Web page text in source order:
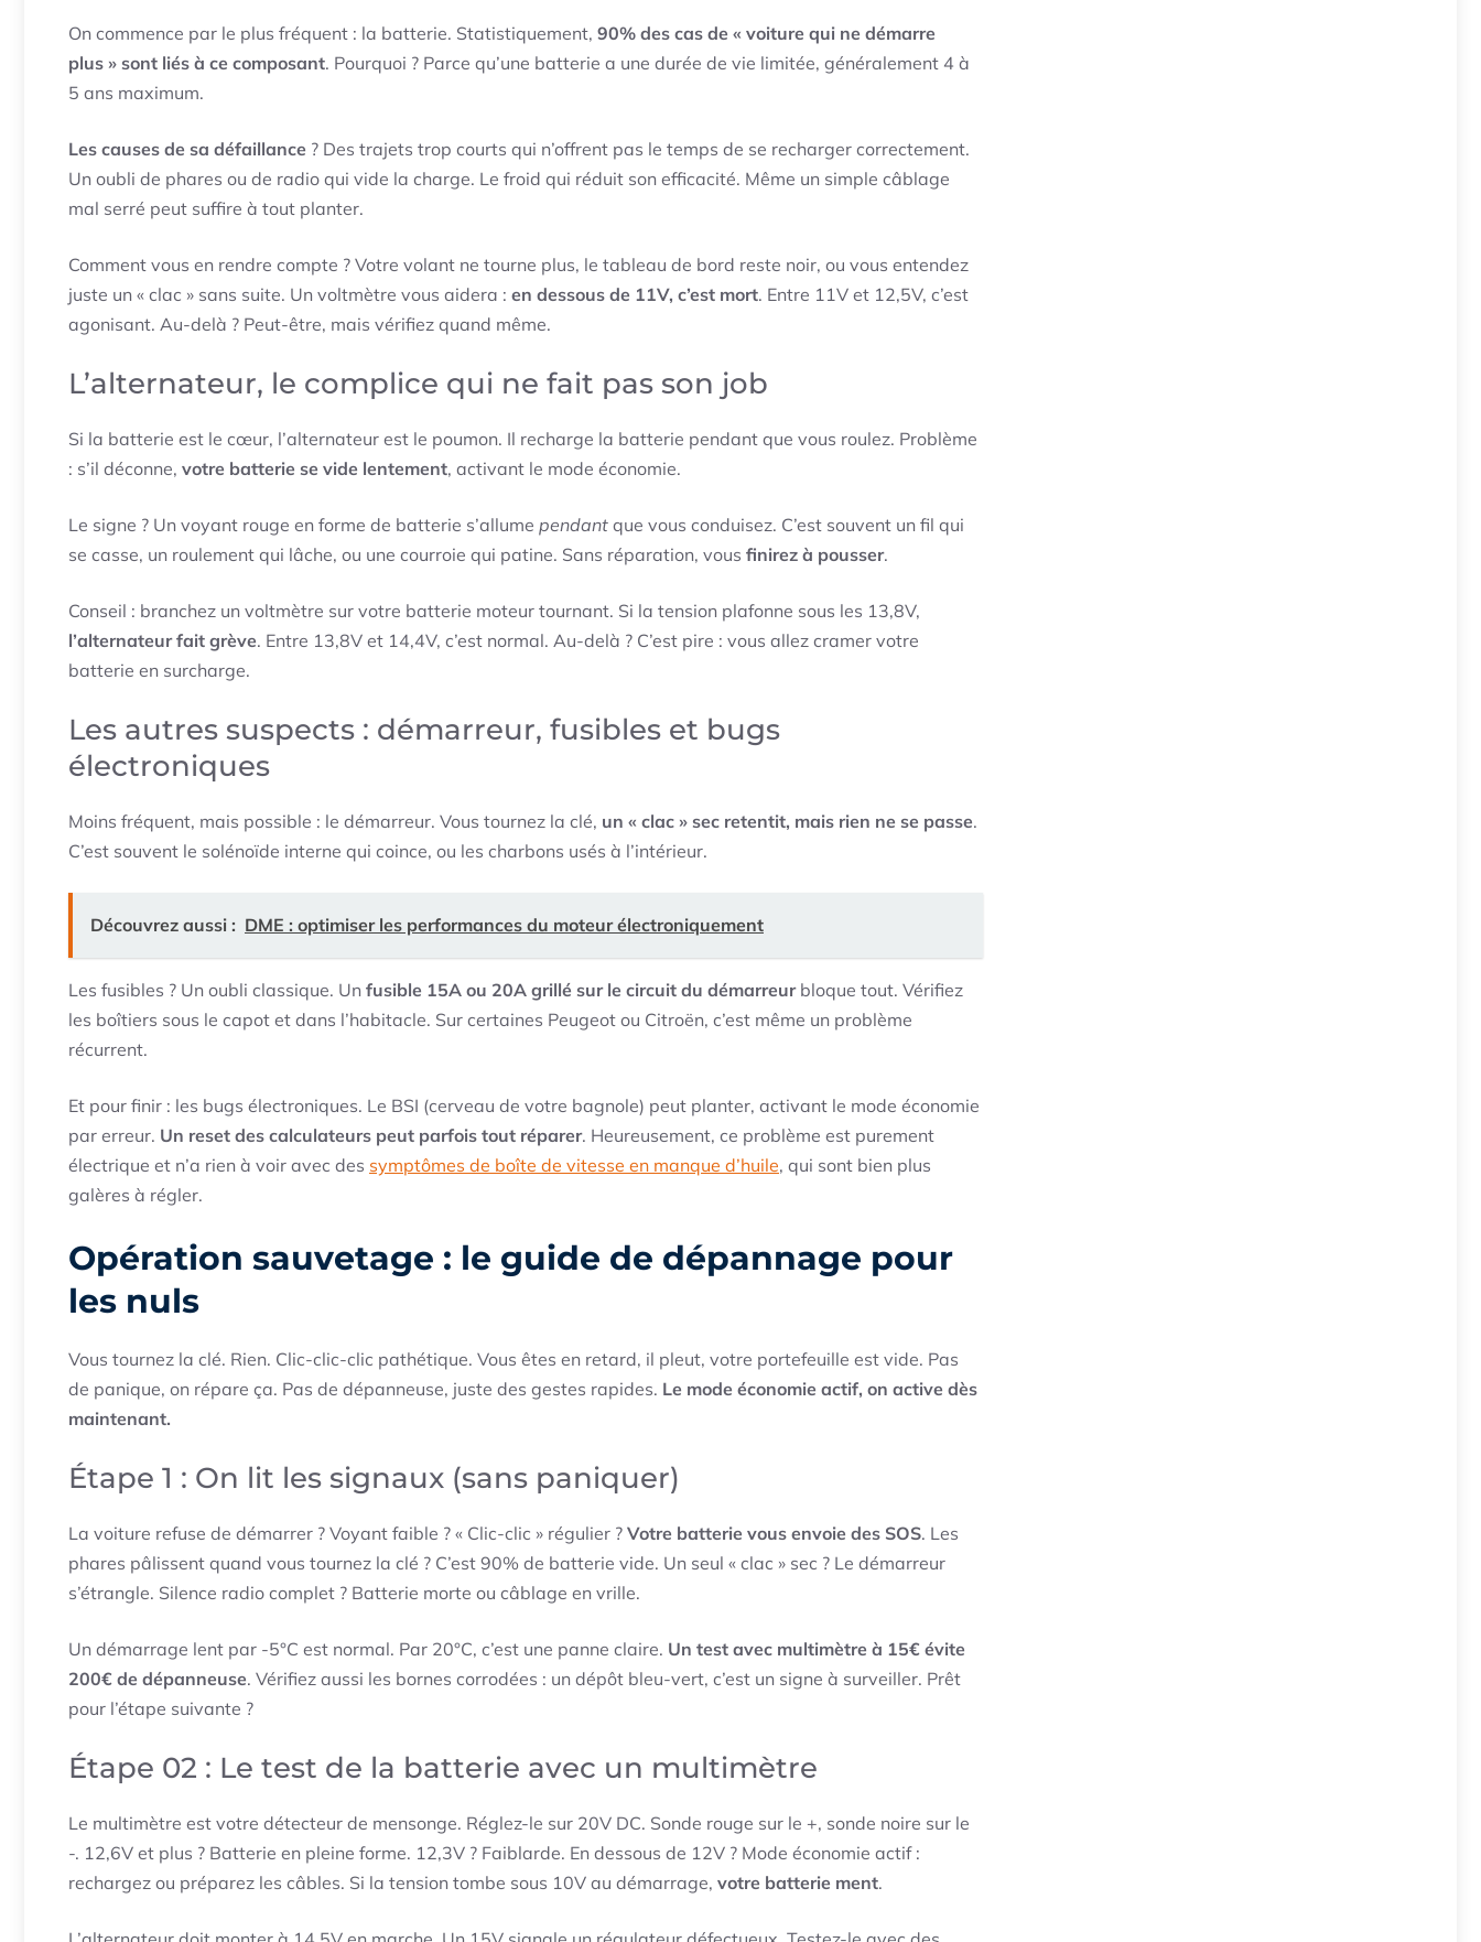
On commence par le plus fréquent : la batterie. Statistiquement, 90% des cas de « voiture qui ne démarre
plus » sont liés à ce composant. Pourquoi ? Parce qu’une batterie a une durée de vie limitée, généralement 4 à
5 ans maximum.
Les causes de sa défaillance ? Des trajets trop courts qui n’offrent pas le temps de se recharger correctement.
Un oubli de phares ou de radio qui vide la charge. Le froid qui réduit son efficacité. Même un simple câblage
mal serré peut suffire à tout planter.
Comment vous en rendre compte ? Votre volant ne tourne plus, le tableau de bord reste noir, ou vous entendez
juste un « clac » sans suite. Un voltmètre vous aidera : en dessous de 11V, c’est mort. Entre 11V et 12,5V, c’est
agonisant. Au-delà ? Peut-être, mais vérifiez quand même.
L’alternateur, le complice qui ne fait pas son job
Si la batterie est le cœur, l’alternateur est le poumon. Il recharge la batterie pendant que vous roulez. Problème
: s’il déconne, votre batterie se vide lentement, activant le mode économie.
Le signe ? Un voyant rouge en forme de batterie s’allume pendant que vous conduisez. C’est souvent un fil qui
se casse, un roulement qui lâche, ou une courroie qui patine. Sans réparation, vous finirez à pousser.
Conseil : branchez un voltmètre sur votre batterie moteur tournant. Si la tension plafonne sous les 13,8V,
l’alternateur fait grève. Entre 13,8V et 14,4V, c’est normal. Au-delà ? C’est pire : vous allez cramer votre
batterie en surcharge.
Les autres suspects : démarreur, fusibles et bugs
électroniques
Moins fréquent, mais possible : le démarreur. Vous tournez la clé, un « clac » sec retentit, mais rien ne se passe.
C’est souvent le solénoïde interne qui coince, ou les charbons usés à l’intérieur.
Découvrez aussi : DME : optimiser les performances du moteur électroniquement
Les fusibles ? Un oubli classique. Un fusible 15A ou 20A grillé sur le circuit du démarreurbloque tout. Vérifiez
les boîtiers sous le capot et dans l’habitacle. Sur certaines Peugeot ou Citroën, c’est même un problème
récurrent.
Et pour finir : les bugs électroniques. Le BSI (cerveau de votre bagnole) peut planter, activant le mode économie
par erreur. Un reset des calculateurs peut parfois tout réparer. Heureusement, ce problème est purement
électrique et n’a rien à voir avec des symptômes de boîte de vitesse en manque d’huile, qui sont bien plus
galères à régler.
Opération sauvetage : le guide de dépannage pour
les nuls
Vous tournez la clé. Rien. Clic-clic-clic pathétique. Vous êtes en retard, il pleut, votre portefeuille est vide. Pas
de panique, on répare ça. Pas de dépanneuse, juste des gestes rapides. Le mode économie actif, on active dès
maintenant.
Étape 1 : On lit les signaux (sans paniquer)
La voiture refuse de démarrer ? Voyant faible ? « Clic-clic » régulier ? Votre batterie vous envoie des SOS. Les
phares pâlissent quand vous tournez la clé ? C’est 90% de batterie vide. Un seul « clac » sec ? Le démarreur
s’étrangle. Silence radio complet ? Batterie morte ou câblage en vrille.
Un démarrage lent par -5°C est normal. Par 20°C, c’est une panne claire. Un test avec multimètre à 15€ évite
200€ de dépanneuse. Vérifiez aussi les bornes corrodées : un dépôt bleu-vert, c’est un signe à surveiller. Prêt
pour l’étape suivante ?
Étape 02 : Le test de la batterie avec un multimètre
Le multimètre est votre détecteur de mensonge. Réglez-le sur 20V DC. Sonde rouge sur le +, sonde noire sur le
-. 12,6V et plus ? Batterie en pleine forme. 12,3V ? Faiblarde. En dessous de 12V ? Mode économie actif :
rechargez ou préparez les câbles. Si la tension tombe sous 10V au démarrage, votre batterie ment.